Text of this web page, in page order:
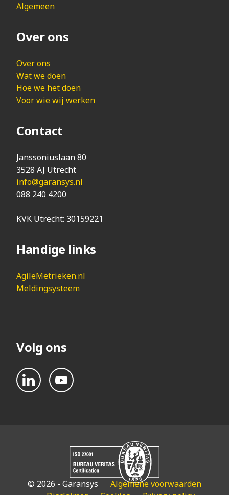
Algemeen
Over ons
Over ons
Wat we doen
Hoe we het doen
Voor wie wij werken
Contact
Janssoniuslaan 80
3528 AJ Utrecht
info@garansys.nl
088 240 4200
KVK Utrecht: 30159221
Handige links
AgileMetrieken.nl
Meldingsysteem
Volg ons
© 2026 - Garansys
Algemene voorwaarden